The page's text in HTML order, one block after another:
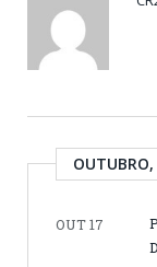
OUT 17